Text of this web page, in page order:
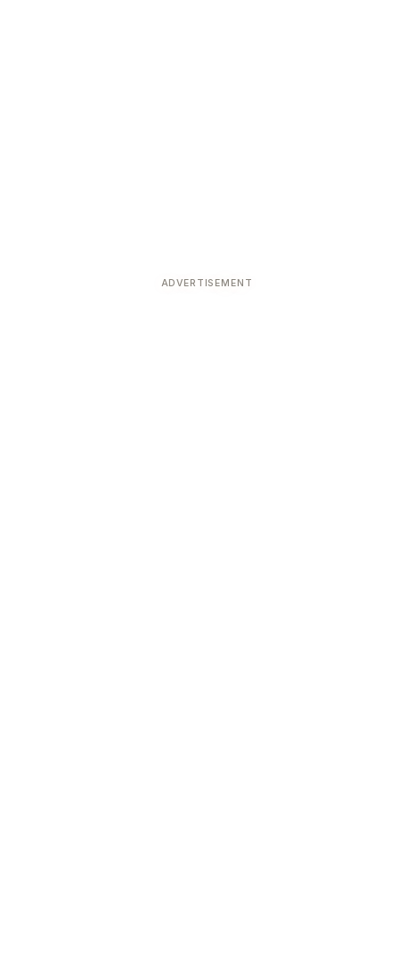
ADVERTISEMENT